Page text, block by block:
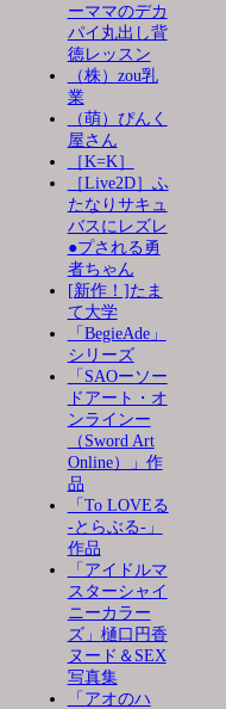
ーママのデカ
パイ丸出し背
徳レッスン
（株）zou乳
業
（萌）ぴんく
屋さん
［K=K］
［Live2D］ふ
たなりサキュ
バスにレズレ
●プされる勇
者ちゃん
[新作！]たま
て大学
「BegieAde」
シリーズ
「SAOーソー
ドアート・オ
ンラインー
（Sword Art
Online）」作
品
「To LOVEる
-とらぶる-」
作品
「アイドルマ
スターシャイ
ニーカラー
ズ」樋口円香
ヌード＆SEX
写真集
「アオのハ